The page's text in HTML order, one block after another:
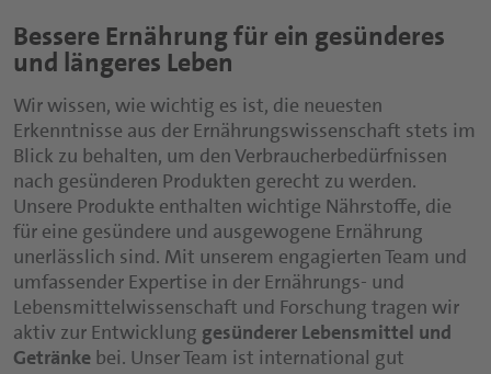
Bessere Ernährung für ein gesünderes
und längeres Leben
Wir wissen, wie wichtig es ist, die neuesten
Erkenntnisse aus der Ernährungswissenschaft stets im
Blick zu behalten, um den Verbraucherbedürfnissen
nach gesünderen Produkten gerecht zu werden.
Unsere Produkte enthalten wichtige Nährstoffe, die
für eine gesündere und ausgewogene Ernährung
unerlässlich sind. Mit unserem engagierten Team und
umfassender Expertise in der Ernährungs- und
Lebensmittelwissenschaft und Forschung tragen wir
aktiv zur Entwicklung gesünderer Lebensmittel und
Getränke bei. Unser Team ist international gut